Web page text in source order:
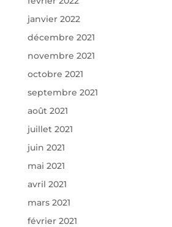
janvier 2022
décembre 2021
novembre 2021
octobre 2021
septembre 2021
août 2021
juillet 2021
juin 2021
mai 2021
avril 2021
mars 2021
février 2021